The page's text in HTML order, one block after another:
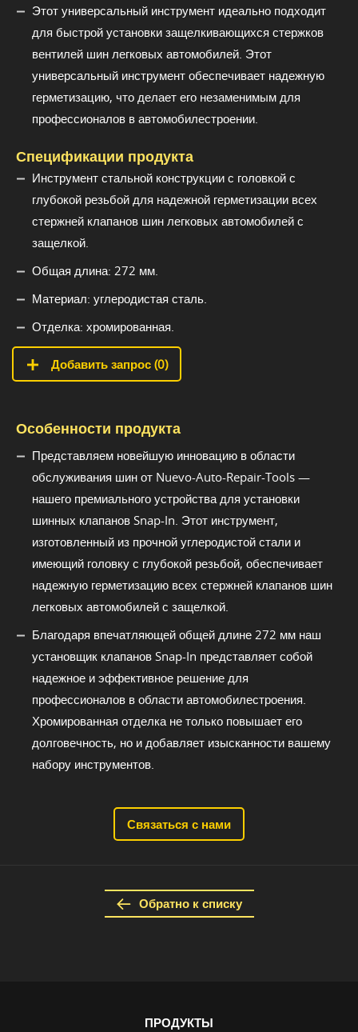
Этот универсальный инструмент идеально подходит
для быстрой установки защелкивающихся стержков
вентилей шин легковых автомобилей. Этот
универсальный инструмент обеспечивает надежную
герметизацию, что делает его незаменимым для
профессионалов в автомобилестроении.
Спецификации продукта
Инструмент стальной конструкции с головкой с
глубокой резьбой для надежной герметизации всех
стержней клапанов шин легковых автомобилей с
защелкой.
Общая длина: 272 мм.
Материал: углеродистая сталь.
Отделка: хромированная.
Добавить запрос (0)
Особенности продукта
Представляем новейшую инновацию в области
обслуживания шин от Nuevo-Auto-Repair-Tools —
нашего премиального устройства для установки
шинных клапанов Snap-In. Этот инструмент,
изготовленный из прочной углеродистой стали и
имеющий головку с глубокой резьбой, обеспечивает
надежную герметизацию всех стержней клапанов шин
легковых автомобилей с защелкой.
Благодаря впечатляющей общей длине 272 мм наш
установщик клапанов Snap-In представляет собой
надежное и эффективное решение для
профессионалов в области автомобилестроения.
Хромированная отделка не только повышает его
долговечность, но и добавляет изысканности вашему
набору инструментов.
Связаться с нами
Обратно к списку
ПРОДУКТЫ